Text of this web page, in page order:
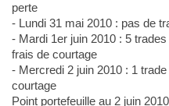
perte
- Lundi 31 mai 2010 : pas de
- Mardi 1er juin 2010 : 5
frais de courtage
- Mercredi 2 juin 2010 : 1
courtage
Point portefeuille au 2 juin